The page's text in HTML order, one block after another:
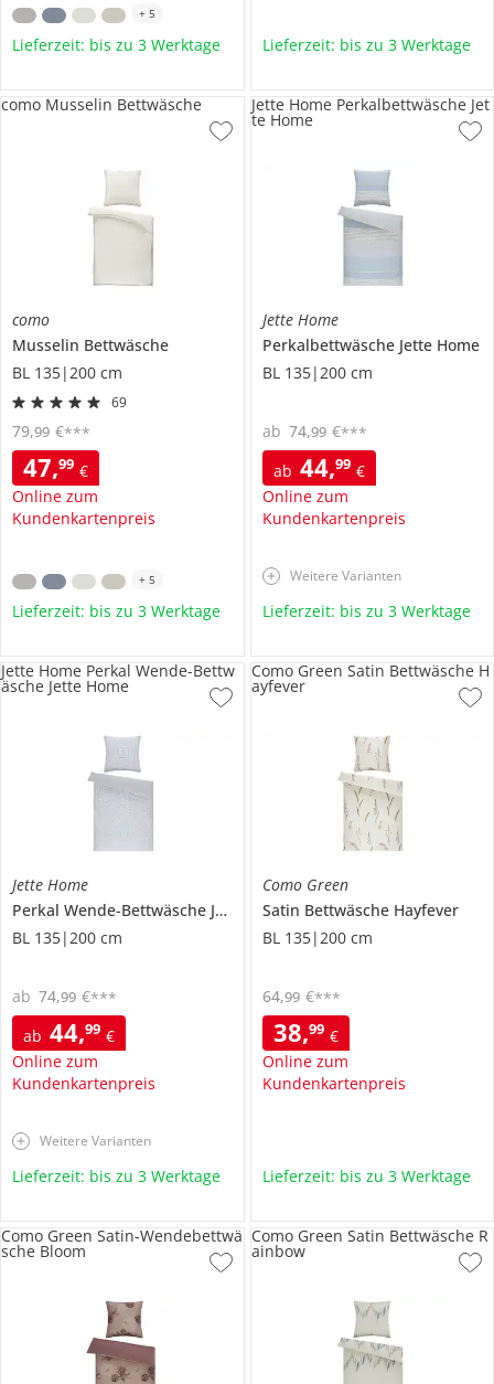
+ 5
Lieferzeit: bis zu 3 Werktage Lieferzeit: bis zu 3 Werktage
como
Musselin Bettwäsche
BL 135|200 cm
69
47,99 €
Online zum
Kundenkartenpreis
79,99 €***
como Musselin Bettwäsche
+ 5
Lieferzeit: bis zu 3 Werktage
Jette Home
Perkalbettwäsche Jette Home
BL 135|200 cm
ab 44,99 €
Online zum
Kundenkartenpreis
ab 74,99 €***
Jette Home Perkalbettwäsche Jet
te Home
Weitere Varianten
Lieferzeit: bis zu 3 Werktage
Jette Home
Perkal Wende-Bettwäsche Jette Home
BL 135|200 cm
ab 44,99 €
Online zum
Kundenkartenpreis
ab 74,99 €***
Jette Home Perkal Wende-Bettw
äsche Jette Home
Weitere Varianten
Lieferzeit: bis zu 3 Werktage
Como Green
Satin Bettwäsche Hayfever
BL 135|200 cm
38,99 €
Online zum
Kundenkartenpreis
64,99 €***
Como Green Satin Bettwäsche H
ayfever
Lieferzeit: bis zu 3 Werktage
Como Green Satin-Wendebettwä
sche Bloom
Como Green Satin Bettwäsche R
ainbow